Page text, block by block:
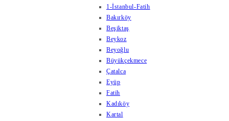
1-İstanbul-Fatih
Bakırköy
Beşiktaş
Beykoz
Beyoğlu
Büyükçekmece
Çatalca
Eyüp
Fatih
Kadıköy
Kartal